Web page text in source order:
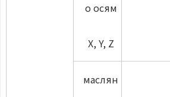
о осям
X, Y, Z
маслян